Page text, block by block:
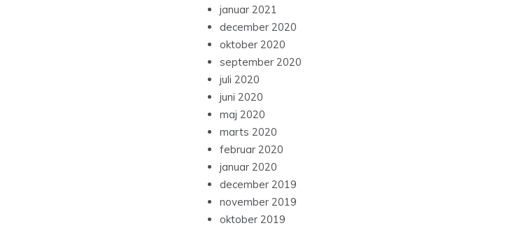
januar 2021
december 2020
oktober 2020
september 2020
juli 2020
juni 2020
maj 2020
marts 2020
februar 2020
januar 2020
december 2019
november 2019
oktober 2019